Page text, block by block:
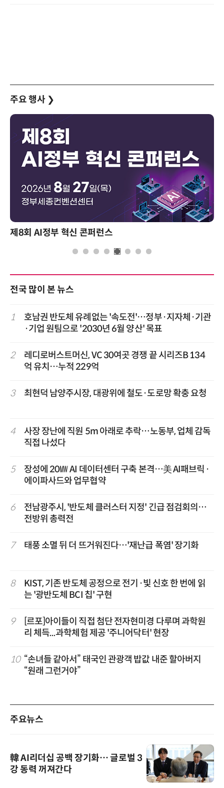
주요 행사 ❯
제8회 AI정부 혁신 콘퍼런스
전국 많이 본 뉴스
1
호남권 반도체 유례없는 '속도전'…정부·지자체·기관
·기업 원팀으로 '2030년 6월 양산' 목표
2
레디로버스트머신, VC 30여곳 경쟁 끝 시리즈B 134
억 유치…누적 229억
3 최현덕 남양주시장, 대광위에 철도·도로망 확충 요청
4
사장 장난에 직원 5m 아래로 추락…노동부, 업체 감독
직접 나섰다
5
장성에 20㎿ AI 데이터센터 구축 본격…美 AI패브릭·
에이파사드와 업무협약
6
전남광주시, '반도체 클러스터 지정' 긴급 점검회의…
전방위 총력전
7 태풍 소멸 뒤 더 뜨거워진다…'재난급 폭염' 장기화
8
KIST, 기존 반도체 공정으로 전기·빛 신호 한 번에 읽
는 '광반도체 BCI 칩' 구현
9
[르포]아이들이 직접 첨단 전자현미경 다루며 과학원
리 체득...과학체험 제공 '주니어닥터' 현장
10 “손녀들 같아서” 태국인 관광객 밥값 내준 할아버지
“원래 그런거야”
주요뉴스
韓 AI리더십 공백 장기화… 글로벌 3
강 동력 꺼져간다